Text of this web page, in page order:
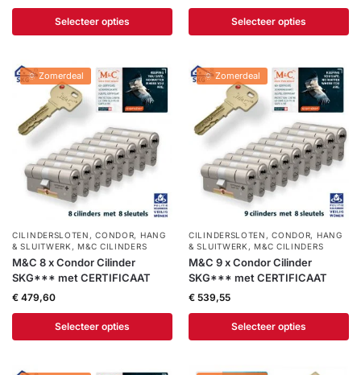
Selecteer opties Selecteer opties
🌞 Zomerdeal
CILINDERSLOTEN ,CONDOR, HANG
& SLUITWERK ,M&C CILINDERS
M&C 8 x Condor Cilinder
SKG*** met CERTIFICAAT
€ 479,60
Selecteer opties
🌞 Zomerdeal
CILINDERSLOTEN ,CONDOR, HANG
& SLUITWERK ,M&C CILINDERS
M&C 9 x Condor Cilinder
SKG*** met CERTIFICAAT
€ 539,55
Selecteer opties